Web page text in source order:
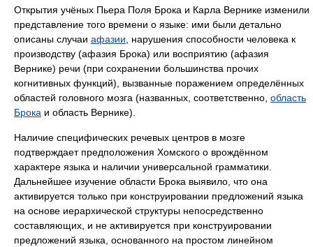
Открытия учёных Пьера Поля Брока и Карла Вернике изменили
представление того времени о языке: ими были детально
описаны случаи афазии , нарушения способности человека к
производству (афазия Брока) или восприятию (афазия
Вернике) речи (при сохранении большинства прочих
когнитивных функций), вызванные поражением определённых
областей головного мозга (названных, соответственно, область
Брока и область Вернике).
Наличие специфических речевых центров в мозге
подтверждает предположения Хомского о врождённом
характере языка и наличии универсальной грамматики.
Дальнейшее изучение области Брока выявило, что она
активируется только при конструировании предложений языка
на основе иерархической структуры непосредственно
составляющих, и не активируется при конструировании
предложений языка, основанного на простом линейном